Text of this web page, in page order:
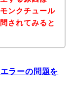
ンクチュール
されてみると
ラーの問題を